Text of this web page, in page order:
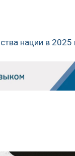
нации в 2025